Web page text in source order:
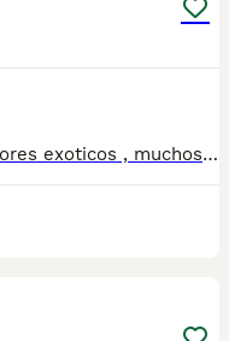
Disponemos de chihuahuas de colores exoticos , muchos tipos de colores Se entregan con vacunas al dia , desparacitados y contrato de garantia ESTAS BUSCANDO UN AMIGO ? LLAMANOS 624 08 20 74 Criados en ambiente familiar🥰